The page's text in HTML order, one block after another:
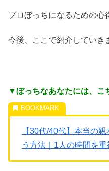
プロぼっちになるための心
今後、ここで紹介していき
▼ぼっちなあなたには、こ
【30代/40代】本当の
う方法｜1人の時間を